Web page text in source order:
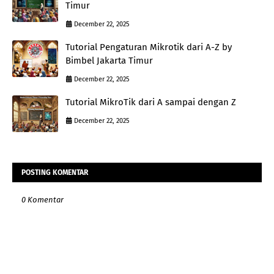
Timur
December 22, 2025
Tutorial Pengaturan Mikrotik dari A-Z by
Bimbel Jakarta Timur
December 22, 2025
Tutorial MikroTik dari A sampai dengan Z
December 22, 2025
POSTING KOMENTAR
0 Komentar